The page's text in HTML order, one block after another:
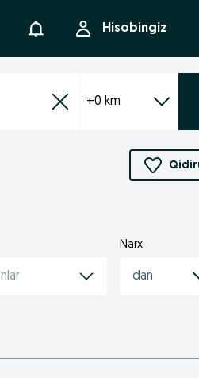
Bildirishnoma Hisobingiz
+0 km
Narx